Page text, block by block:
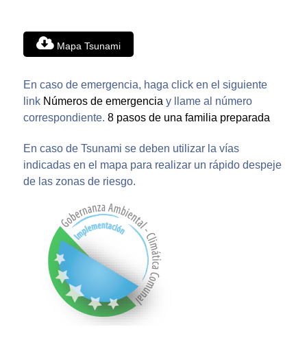
Mapa Tsunami
En caso de emergencia, haga click en el siguiente
link Números de emergencia y llame al número
correspondiente. 8 pasos de una familia preparada
En caso de Tsunami se deben utilizar la vías
indicadas en el mapa para realizar un rápido despeje
de las zonas de riesgo.